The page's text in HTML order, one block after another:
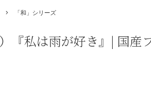
「和」シリーズ
『私は雨が好き』| 国産